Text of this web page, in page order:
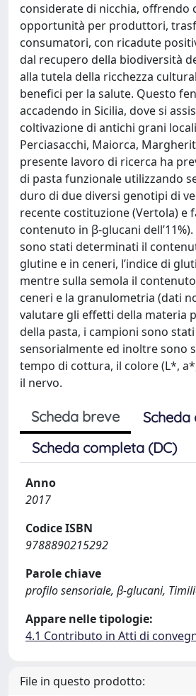
considerate di nicchia, offrendo
opportunità per produttori,
consumatori, con ricadute
dal recupero della biodiversità
alla tutela della ricchezza
benefici per la salute. Questo
accadendo in Sicilia, dove si
coltivazione di antichi grani
Perciasacchi, Maiorca,
presente lavoro di ricerca ha
di pasta funzionale utilizzando
duro di due diversi genotipi di
recente costituzione (Vertola) e
contenuto in β-glucani
sono stati determinati il
glutine e in ceneri, l’indice di
mentre sulla semola il
ceneri e la granulometria (dati
valutare gli effetti della materia
della pasta, i campioni sono
sensorialmente ed inoltre sono
tempo di cottura, il colore (L*,
il nervo.
Scheda breve
Scheda completa (DC)
Anno
2017
Codice ISBN
9788890215292
Parole chiave
profilo sensoriale, β-glucani,
Appare nelle tipologie:
4.1 Contributo in Atti di
File in questo prodotto: